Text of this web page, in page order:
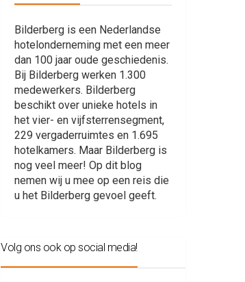
Bilderberg is een Nederlandse
hotelonderneming met een meer
dan 100 jaar oude geschiedenis.
Bij Bilderberg werken 1.300
medewerkers. Bilderberg
beschikt over unieke hotels in
het vier- en vijfsterrensegment,
229 vergaderruimtes en 1.695
hotelkamers. Maar Bilderberg is
nog veel meer! Op dit blog
nemen wij u mee op een reis die
u het Bilderberg gevoel geeft.
Volg ons ook op social media!